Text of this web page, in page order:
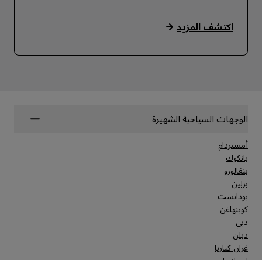
اكتشف المزيد
الوجهات السياحية الشهيرة
أمستردام
بانكوك
بنغالورو
برلين
بودابست
كوبنهاغن
دبي
دبلن
غران كناريا